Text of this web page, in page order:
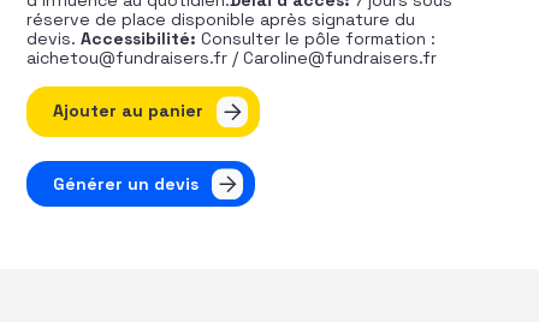
réserve de place disponible après signature du
devis.Accessibilité: Consulter le pôle formation :
aichetou@fundraisers.fr / Caroline@fundraisers.fr
quantité de Boostez votre influence
Ajouter au panier
Générer un devis